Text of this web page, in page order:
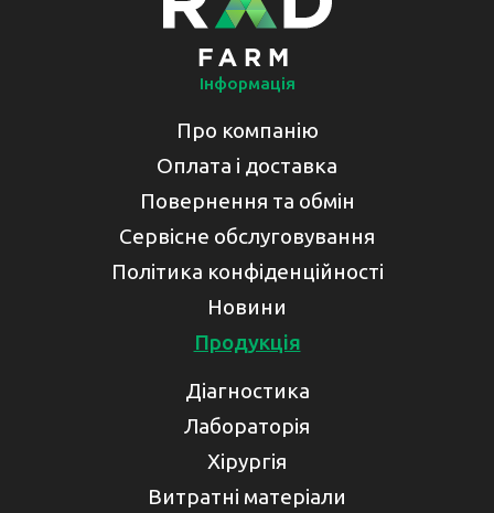
Інформація
Про компанію
Оплата і доставка
Повернення та обмін
Сервісне обслуговування
Політика конфіденційності
Новини
Продукція
Діагностика
Лабораторія
Хірургія
Витратні матеріали